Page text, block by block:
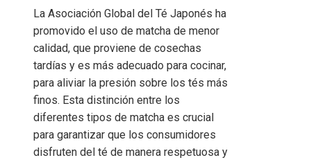
La Asociación Global del Té Japonés ha
promovido el uso de matcha de menor
calidad, que proviene de cosechas
tardías y es más adecuado para cocinar,
para aliviar la presión sobre los tés más
finos. Esta distinción entre los
diferentes tipos de matcha es crucial
para garantizar que los consumidores
disfruten del té de manera respetuosa y